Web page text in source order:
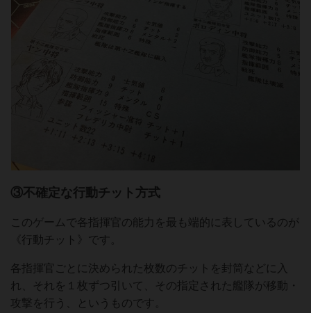
③不確定な行動チット方式
このゲームで各指揮官の能力を最も端的に表しているのが
《行動チット》です。
各指揮官ごとに決められた枚数のチットを封筒などに入
れ、それを１枚ずつ引いて、その指定された艦隊が移動・
攻撃を行う、というものです。